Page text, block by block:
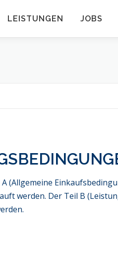
LEISTUNGEN JOBS
(Allgemeine
werden. Der Teil B